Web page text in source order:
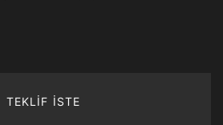
TEKLİF İSTE